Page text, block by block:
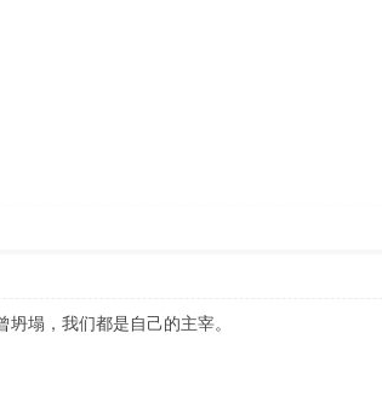
塌，我们都是自己的主宰。